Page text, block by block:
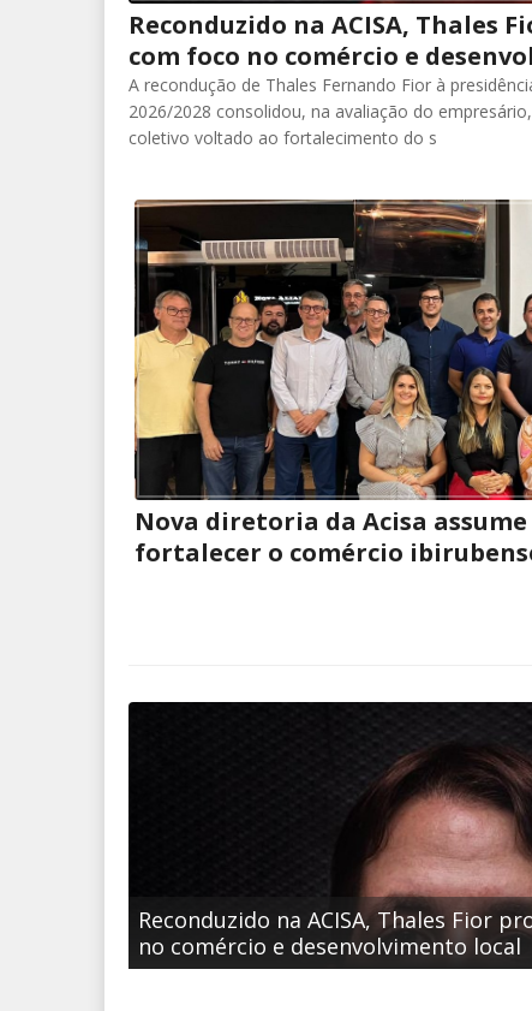
Reconduzido na ACISA, Thales
com foco no comércio e
A recondução de Thales Fernando Fior à
2026/2028 consolidou, na avaliação do
coletivo voltado ao fortalecimento do s
Nova diretoria da Acisa
fortalecer o comércio
Reconduzido na ACISA, Thales Fior
no comércio e desenvolvimento local